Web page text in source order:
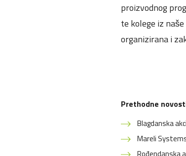
proizvodnog
te kolege iz
organizirana i
Prethodne
Blagdanska
Mareli